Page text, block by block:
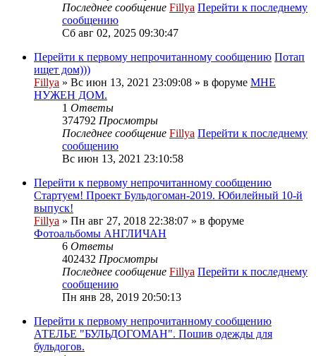
Последнее сообщение Fillya Перейти к последнему
сообщению
Сб авг 02, 2025 09:30:47
Перейти к первому непрочитанному сообщению Потап
ищет дом)))
Fillya » Вс июн 13, 2021 23:09:08 » в форуме МНЕ
НУЖЕН ДОМ.
1 Ответы
374792 Просмотры
Последнее сообщение Fillya Перейти к последнему
сообщению
Вс июн 13, 2021 23:10:58
Перейти к первому непрочитанному сообщению
Стартуем! Проект Бульдогоман-2019. Юбилейный 10-й
выпуск!
Fillya » Пн авг 27, 2018 22:38:07 » в форуме
Фотоальбомы АНГЛИЧАН
6 Ответы
402432 Просмотры
Последнее сообщение Fillya Перейти к последнему
сообщению
Пн янв 28, 2019 20:50:13
Перейти к первому непрочитанному сообщению
АТЕЛЬЕ "БУЛЬДОГОМАН". Пошив одежды для
бульдогов.